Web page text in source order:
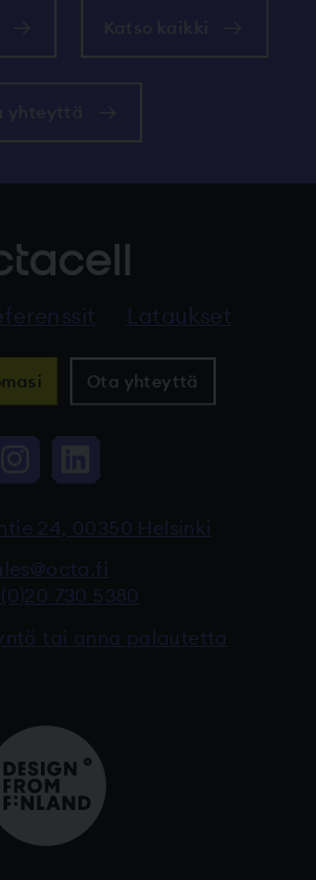
Lataukset
Ota yhteyttä
Instagram, Linkki
LinkedIn, Linkki
24, 00350 Helsinki
730 5380
tai anna palautetta